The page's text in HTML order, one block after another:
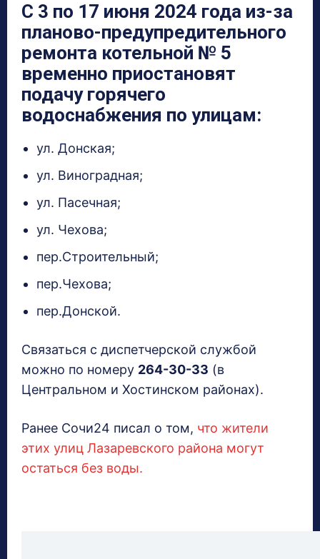
С 3 по 17 июня 2024 года из-за
планово-предупредительного
ремонта котельной № 5
временно приостановят
подачу горячего
водоснабжения по улицам:
ул. Донская;
ул. Виноградная;
ул. Пасечная;
ул. Чехова;
пер.Строительный;
пер.Чехова;
пер.Донской.
Связаться с диспетчерской службой
можно по номеру 264-30-33 (в
Центральном и Хостинском районах).
Ранее Сочи24 писал о том, что жители
этих улиц Лазаревского района могут
остаться без воды.